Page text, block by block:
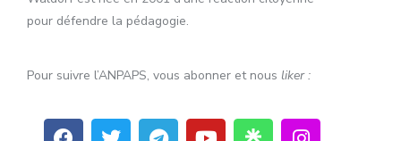
pour défendre la pédagogie.
Pour suivre l’ANPAPS, vous abonner et nous liker :